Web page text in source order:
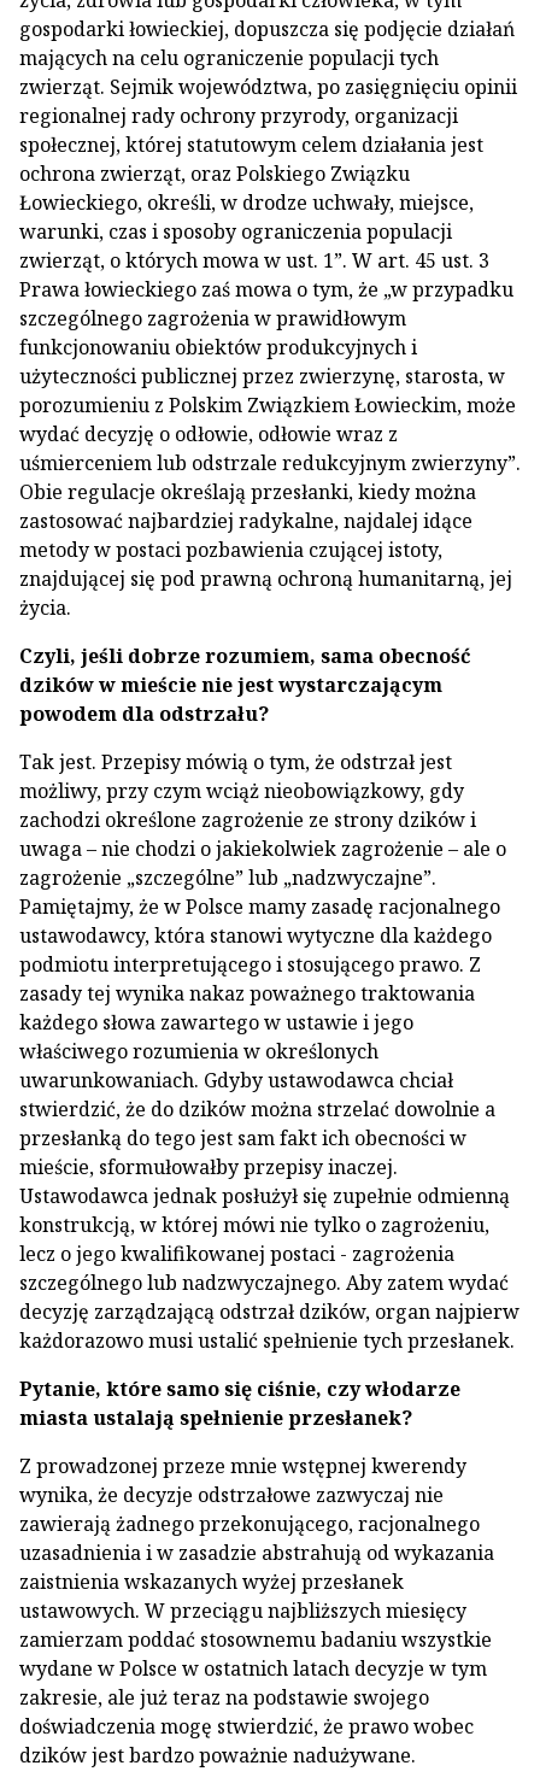
gospodarki łowieckiej, dopuszcza się podjęcie działań
mających na celu ograniczenie populacji tych
zwierząt. Sejmik województwa, po zasięgnięciu opinii
regionalnej rady ochrony przyrody, organizacji
społecznej, której statutowym celem działania jest
ochrona zwierząt, oraz Polskiego Związku
Łowieckiego, określi, w drodze uchwały, miejsce,
warunki, czas i sposoby ograniczenia populacji
zwierząt, o których mowa w ust. 1”. W art. 45 ust. 3
Prawa łowieckiego zaś mowa o tym, że „w przypadku
szczególnego zagrożenia w prawidłowym
funkcjonowaniu obiektów produkcyjnych i
użyteczności publicznej przez zwierzynę, starosta, w
porozumieniu z Polskim Związkiem Łowieckim, może
wydać decyzję o odłowie, odłowie wraz z
uśmierceniem lub odstrzale redukcyjnym zwierzyny”.
Obie regulacje określają przesłanki, kiedy można
zastosować najbardziej radykalne, najdalej idące
metody w postaci pozbawienia czującej istoty,
znajdującej się pod prawną ochroną humanitarną, jej
życia.
Czyli, jeśli dobrze rozumiem, sama obecność
dzików w mieście nie jest wystarczającym
powodem dla odstrzału?
Tak jest. Przepisy mówią o tym, że odstrzał jest
możliwy, przy czym wciąż nieobowiązkowy, gdy
zachodzi określone zagrożenie ze strony dzików i
uwaga – nie chodzi o jakiekolwiek zagrożenie – ale o
zagrożenie „szczególne” lub „nadzwyczajne”.
Pamiętajmy, że w Polsce mamy zasadę racjonalnego
ustawodawcy, która stanowi wytyczne dla każdego
podmiotu interpretującego i stosującego prawo. Z
zasady tej wynika nakaz poważnego traktowania
każdego słowa zawartego w ustawie i jego
właściwego rozumienia w określonych
uwarunkowaniach. Gdyby ustawodawca chciał
stwierdzić, że do dzików można strzelać dowolnie a
przesłanką do tego jest sam fakt ich obecności w
mieście, sformułowałby przepisy inaczej.
Ustawodawca jednak posłużył się zupełnie odmienną
konstrukcją, w której mówi nie tylko o zagrożeniu,
lecz o jego kwalifikowanej postaci - zagrożenia
szczególnego lub nadzwyczajnego. Aby zatem wydać
decyzję zarządzającą odstrzał dzików, organ najpierw
każdorazowo musi ustalić spełnienie tych przesłanek.
Pytanie, które samo się ciśnie, czy włodarze
miasta ustalają spełnienie przesłanek?
Z prowadzonej przeze mnie wstępnej kwerendy
wynika, że decyzje odstrzałowe zazwyczaj nie
zawierają żadnego przekonującego, racjonalnego
uzasadnienia i w zasadzie abstrahują od wykazania
zaistnienia wskazanych wyżej przesłanek
ustawowych. W przeciągu najbliższych miesięcy
zamierzam poddać stosownemu badaniu wszystkie
wydane w Polsce w ostatnich latach decyzje w tym
zakresie, ale już teraz na podstawie swojego
doświadczenia mogę stwierdzić, że prawo wobec
dzików jest bardzo poważnie nadużywane.